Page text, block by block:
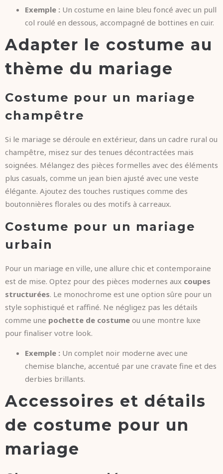
Exemple : Un costume en laine bleu foncé avec un pull
col roulé en dessous, accompagné de bottines en cuir.
Adapter le costume au
thème du mariage
Costume pour un mariage
champêtre
Si le mariage se déroule en extérieur, dans un cadre rural ou
champêtre, misez sur des tenues décontractées mais
soignées. Mélangez des pièces formelles avec des éléments
plus casuals, comme un jean bien ajusté avec une veste
élégante. Ajoutez des touches rustiques comme des
boutonnières florales ou des motifs à carreaux.
Costume pour un mariage
urbain
Pour un mariage en ville, une allure chic et contemporaine
est de mise. Optez pour des pièces modernes aux coupes
structurées. Le monochrome est une option sûre pour un
style sophistiqué et raffiné. Ne négligez pas les détails
comme une pochette de costume ou une montre luxe
pour finaliser votre look.
Exemple : Un complet noir moderne avec une
chemise blanche, accentué par une cravate fine et des
derbies brillants.
Accessoires et détails
de costume pour un
mariage